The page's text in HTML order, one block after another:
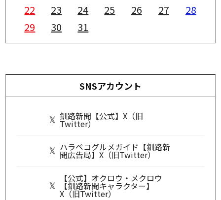
22
23 24 25 26 27
28
29
30 31
SNSアカウント
釧路新聞【公式】X（旧
Twitter）
ハラペコグルメガイド【釧路新
聞広告局】X（旧Twitter）
【公式】オクロウ・メクロウ
【釧路新聞キャラクター】
X（旧Twitter）